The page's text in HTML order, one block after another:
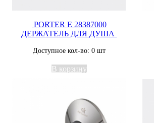
PORTER E 28387000
ДЕРЖАТЕЛЬ ДЛЯ ДУША
Доступное кол-во: 0 шт
В корзину